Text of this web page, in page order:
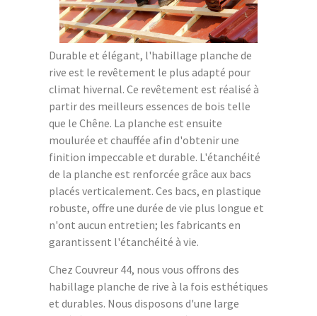
Durable et élégant, l'habillage planche de
rive est le revêtement le plus adapté pour
climat hivernal. Ce revêtement est réalisé à
partir des meilleurs essences de bois telle
que le Chêne. La planche est ensuite
moulurée et chauffée afin d'obtenir une
finition impeccable et durable. L'étanchéité
de la planche est renforcée grâce aux bacs
placés verticalement. Ces bacs, en plastique
robuste, offre une durée de vie plus longue et
n'ont aucun entretien; les fabricants en
garantissent l'étanchéité à vie.
Chez Couvreur 44, nous vous offrons des
habillage planche de rive à la fois esthétiques
et durables. Nous disposons d'une large